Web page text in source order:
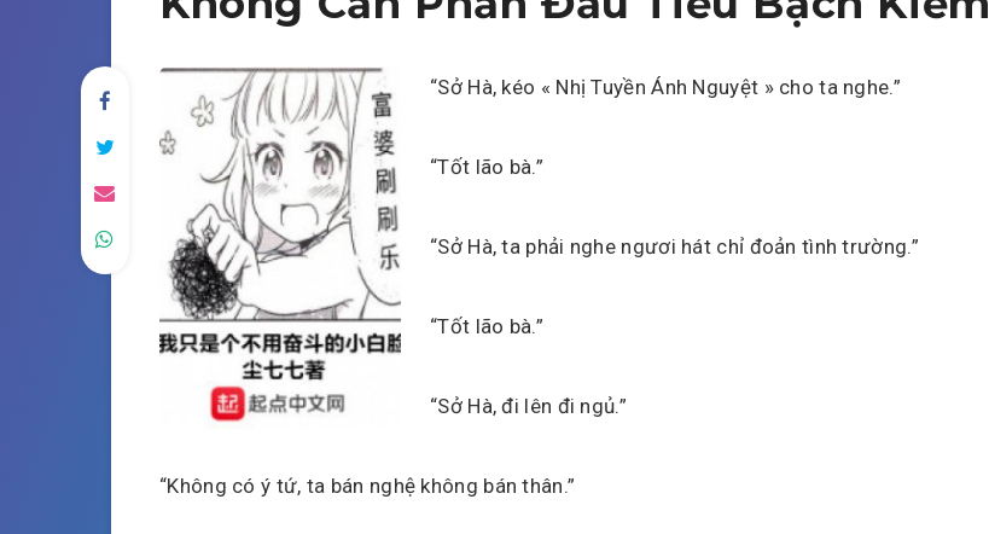
“Sở Hà, kéo « Nhị Tuyền Ánh Nguyệt » cho ta nghe.”
“Tốt lão bà.”
“Sở Hà, ta phải nghe ngươi hát chỉ đoản tình trường.”
“Tốt lão bà.”
“Sở Hà, đi lên đi ngủ.”
“Không có ý tứ, ta bán nghệ không bán thân.”